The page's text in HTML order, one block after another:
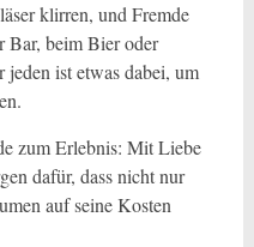
klirren, und Fremde
Bar, beim Bier oder
ist etwas dabei, um
zum Erlebnis: Mit Liebe
dafür, dass nicht nur
auf seine Kosten